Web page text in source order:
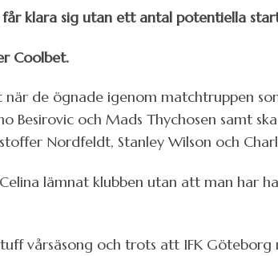
klara sig utan ett antal potentiella
Coolbet.
de ögnade igenom matchtruppen
och Mads Thychosen samt
Nordfeldt, Stanley Wilson och
lämnat klubben utan att man har
vårsäsong och trots att IFK Göteborg